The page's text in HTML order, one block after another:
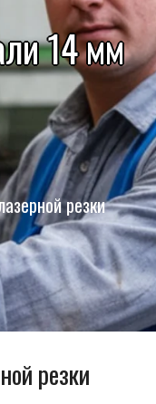
14 мм
резки
резки